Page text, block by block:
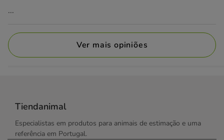
...
Ver mais opiniões
Tiendanimal
Especialistas em produtos para animais de estimação e uma
referência em Portugal.